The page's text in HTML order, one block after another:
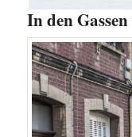
In den